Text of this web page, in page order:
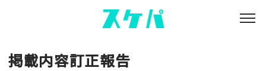
掲載内容訂正報告